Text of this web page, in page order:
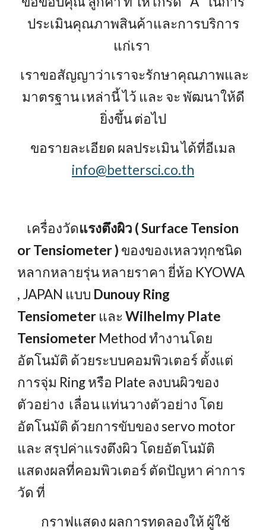
ประเมินคุณภาพสินค้าและการบริการ
แก่เรา
เราขอสัญญาว่าเราจะรักษาคุณภาพและ
มาตรฐาน เหล่านี้ ไว้ และ จะ พัฒนาให้ดี
ยิ่งขึ้น ต่อไป
ขอรายละเอียด ผลประเมิน ได้ที่อีเมล
info@bettersci.co.th
เครื่องวัดแรงตึงผิว ( Surface Tension
or Tensiometer ) ของของเหลวทุกชนิด
หลากหลายรุ่น หลายราคา ยี่ห้อ KYOWA
, JAPAN แบบ Dunouy Ring
Tensiometer และWilhelmy Plate
Tensiometer Method ทำงานโดย
อัตโนมัติ ด้วยระบบคอมพิวเตอร์ ตั้งแต่
การจุ่ม Ring หรือ Plate ลงบนผิวของ
ตัวอย่าง เลื่อน แท่นวางตัวอย่าง โดย
อัตโนมัติ ด้วยการขับของ servo motor
และ สรุปค่าแรงตึงผิว โดยอัตโนมัติ
แสดงผลที่คอมพิวเตอร์ ตัดปัญหา ค่าการ
วัด ที่
กราฟแสดง ผลการทดลองให้ ผู้ใช้